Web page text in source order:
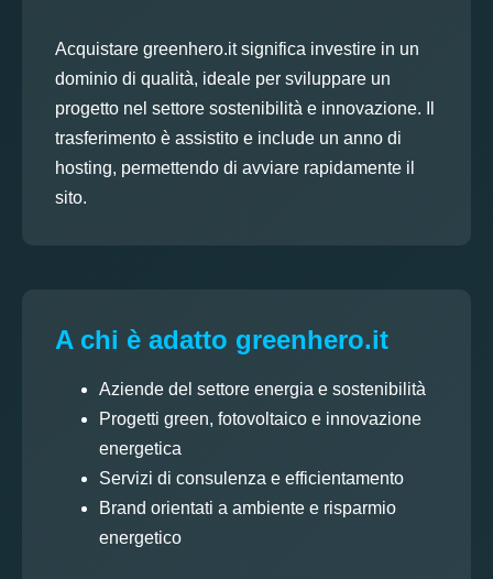
Acquistare greenhero.it significa investire in un
dominio di qualità, ideale per sviluppare un
progetto nel settore sostenibilità e innovazione. Il
trasferimento è assistito e include un anno di
hosting, permettendo di avviare rapidamente il
sito.
A chi è adatto greenhero.it
Aziende del settore energia e sostenibilità
Progetti green, fotovoltaico e innovazione
energetica
Servizi di consulenza e efficientamento
Brand orientati a ambiente e risparmio
energetico